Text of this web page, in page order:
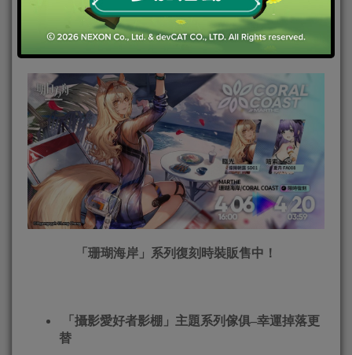
刻時裝，分別為「璨陽朝露 SD01–臨光」、「夏
卉 FA008–暗索」。
「珊瑚海岸」系列復刻時裝販售中！
「攝影愛好者影棚」主題系列傢俱–幸運掉落更
替